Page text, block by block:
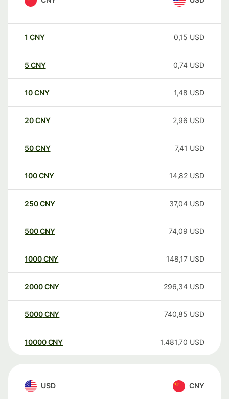
1 CNY 0,15 USD
5 CNY 0,74 USD
10CNY 1,48 USD
20CNY 2,96 USD
50CNY 7,41 USD
100CNY 14,82 USD
250CNY 37,04 USD
500CNY 74,09 USD
1000CNY 148,17 USD
2000CNY 296,34 USD
5000CNY 740,85 USD
10000 CNY 1.481,70 USD
USD CNY